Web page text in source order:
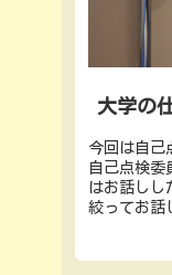
大学の
今回は自己
自己点検委
はお話しし
絞ってお話